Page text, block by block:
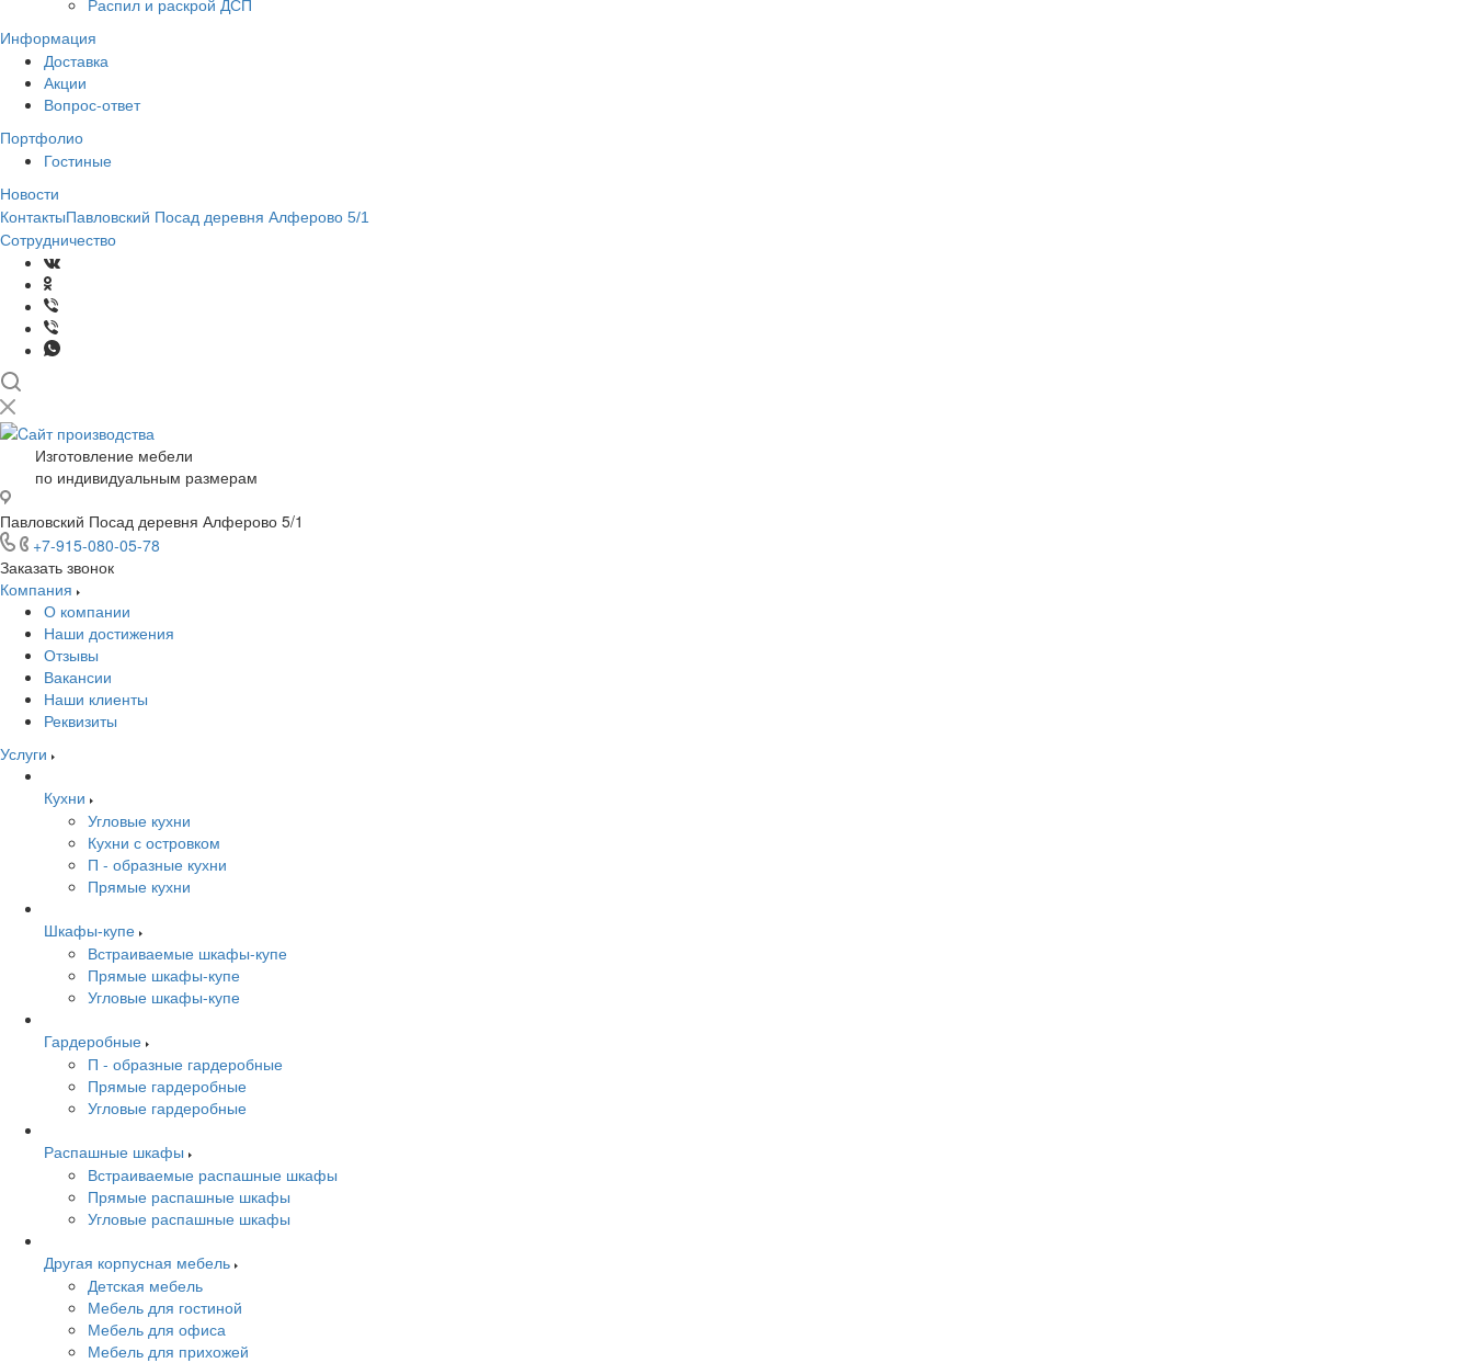
Распил и раскрой ДСП
Информация
Доставка
Акции
Вопрос-ответ
Портфолио
Гостиные
Новости
КонтактыПавловский Посад деревня Алферово 5/1
Сотрудничество
Изготовление мебели
по индивидуальным размерам
Павловский Посад деревня Алферово 5/1
+7-915-080-05-78
Заказать звонок
Компания
О компании
Наши достижения
Отзывы
Вакансии
Наши клиенты
Реквизиты
Услуги
Кухни
Угловые кухни
Кухни с островком
П - образные кухни
Прямые кухни
Шкафы-купе
Встраиваемые шкафы-купе
Прямые шкафы-купе
Угловые шкафы-купе
Гардеробные
П - образные гардеробные
Прямые гардеробные
Угловые гардеробные
Распашные шкафы
Встраиваемые распашные шкафы
Прямые распашные шкафы
Угловые распашные шкафы
Другая корпусная мебель
Детская мебель
Мебель для гостиной
Мебель для офиса
Мебель для прихожей